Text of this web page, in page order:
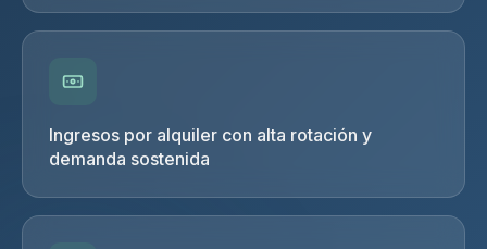
Ingresos por alquiler con alta rotación y
demanda sostenida